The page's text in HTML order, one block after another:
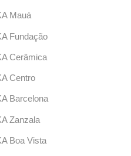
Mauá
Fundação
Cerâmica
Centro
Barcelona
Zanzala
Boa Vista